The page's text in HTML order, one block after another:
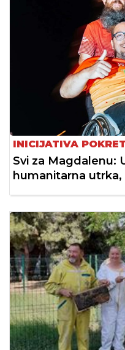
INICIJATIVA
Svi za Magdalenu:
humanitarna